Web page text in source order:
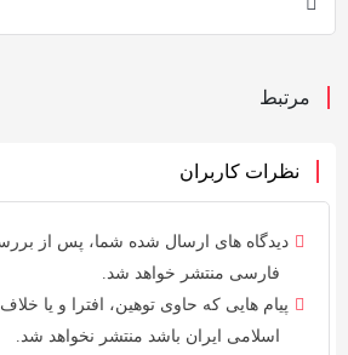
مرتبط
نظرات کاربران
دیدگاه های ارسال شده شما، پس از
فارسی منتشر خواهد شد.
پیام هایی که حاوی توهین، افترا و یا خلاف
اسلامی ایران باشد منتشر نخواهد شد.